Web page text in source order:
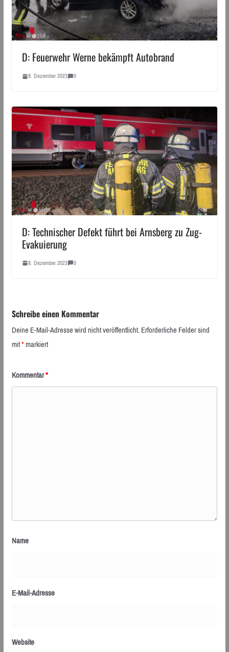
D: Feuerwehr Werne bekämpft Autobrand
8. Dezember 2023 0
D: Technischer Defekt führt bei Arnsberg zu Zug-
Evakuierung
8. Dezember 2023 0
Schreibe einen Kommentar
Deine E-Mail-Adresse wird nicht veröffentlicht.Erforderliche Felder sind
mit*markiert
Kommentar*
Name
E-Mail-Adresse
Website